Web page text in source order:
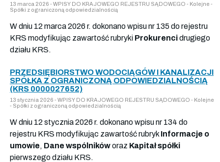
13 marca 2026 - WPISY DO KRAJOWEGO REJESTRU SĄDOWEGO - Kolejne -
Spółki z ograniczoną odpowiedzialnością
W dniu 12 marca 2026 r. dokonano wpisu nr 135 do rejestru
KRS modyfikując zawartość rubryki Prokurencidrugiego
działu KRS.
PRZEDSIĘBIORSTWO WODOCIĄGÓW I KANALIZACJI
SPÓŁKA Z OGRANICZONĄ ODPOWIEDZIALNOŚCIĄ
(KRS 0000027652)
13 stycznia 2026 - WPISY DO KRAJOWEGO REJESTRU SĄDOWEGO - Kolejne
- Spółki z ograniczoną odpowiedzialnością
W dniu 12 stycznia 2026 r. dokonano wpisu nr 134 do
rejestru KRS modyfikując zawartość rubryk Informacje o
umowie, Dane wspólnikóworaz Kapitał spółki
pierwszego działu KRS.